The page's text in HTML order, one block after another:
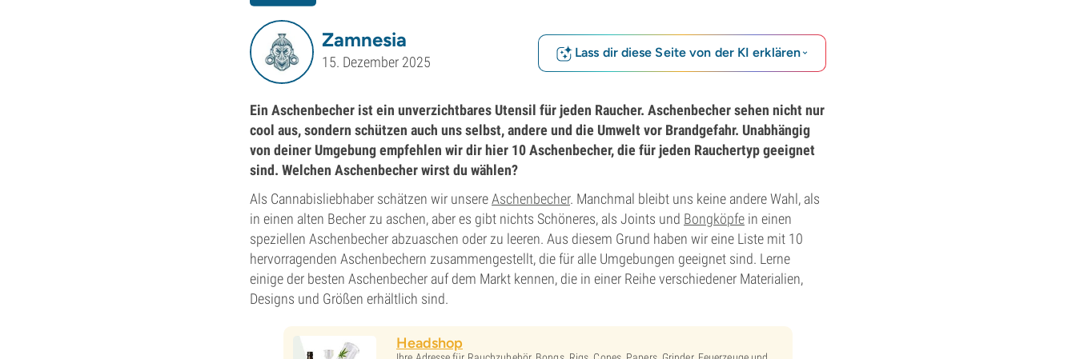
Zamnesia
15. Dezember 2025
Lass dir diese Seite von der KI erklären
Ein Aschenbecher ist ein unverzichtbares Utensil für jeden Raucher. Aschenbecher sehen nicht nur
cool aus, sondern schützen auch uns selbst, andere und die Umwelt vor Brandgefahr. Unabhängig
von deiner Umgebung empfehlen wir dir hier 10 Aschenbecher, die für jeden Rauchertyp geeignet
sind. Welchen Aschenbecher wirst du wählen?
Als Cannabisliebhaber schätzen wir unsereAschenbecher. Manchmal bleibt uns keine andere Wahl, als
in einen alten Becher zu aschen, aber es gibt nichts Schöneres, als Joints und Bongköpfe in einen
speziellen Aschenbecher abzuaschen oder zu leeren. Aus diesem Grund haben wir eine Liste mit 10
hervorragenden Aschenbechern zusammengestellt, die für alle Umgebungen geeignet sind. Lerne
einige der besten Aschenbecher auf dem Markt kennen, die in einer Reihe verschiedener Materialien,
Designs und Größen erhältlich sind.
Headshop